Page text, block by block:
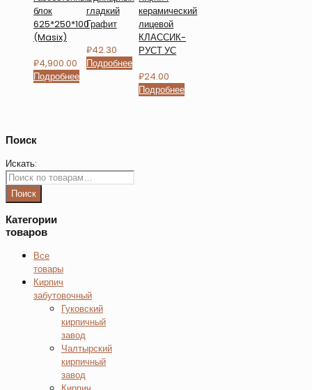
блок
625*250*100
(Masix)
₽4,900.00
Подробнее
гладкий
Графит
₽42.30
Подробнее
керамический
лицевой
КЛАССИК-
РУСТ УС
₽24.00
Подробнее
Поиск
Искать:
Поиск
Категории
товаров
Все
товары
Кирпич
забутовочный
Гуковский
кирпичный
завод
Чалтырский
кирпичный
завод